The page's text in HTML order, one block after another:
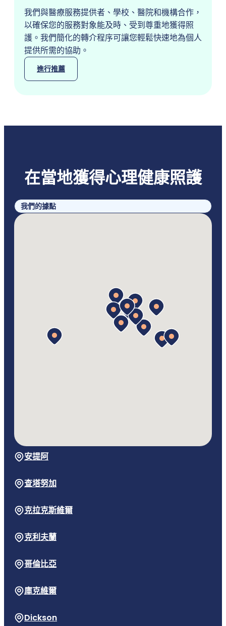
我們與醫療服務提供者、學校、醫院和機構合作，
以確保您的服務對象能及時、受到尊重地獲得照
護。我們簡化的轉介程序可讓您輕鬆快速地為個人
提供所需的協助。
進行推薦
在當地獲得心理健康照護
我們的據點
安提阿
查塔努加
克拉克斯維爾
克利夫蘭
哥倫比亞
庫克維爾
Dickson